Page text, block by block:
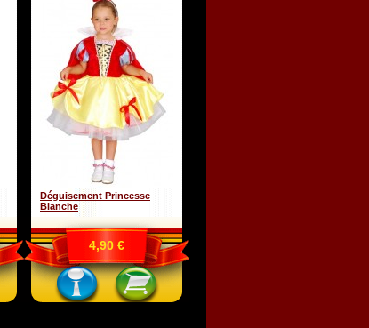
Déguisement Princesse
Blanche
4,90 €